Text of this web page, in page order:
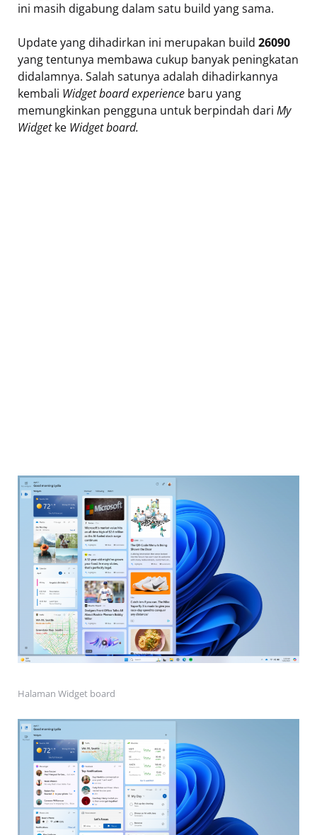
ini masih digabung dalam satu build yang sama.
Update yang dihadirkan ini merupakan build 26090
yang tentunya membawa cukup banyak peningkatan
didalamnya. Salah satunya adalah dihadirkannya
kembali Widget board experience baru yang
memungkinkan pengguna untuk berpindah dari My
Widgetke Widget board.
Halaman Widget board